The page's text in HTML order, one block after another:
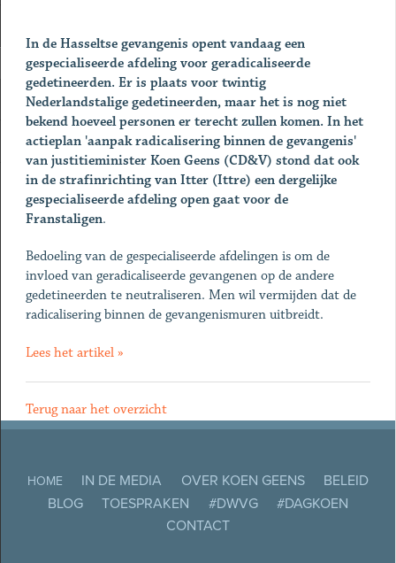
In de Hasseltse gevangenis opent vandaag een
gespecialiseerde afdeling voor geradicaliseerde
gedetineerden. Er is plaats voor twintig
Nederlandstalige gedetineerden, maar het is nog niet
bekend hoeveel personen er terecht zullen komen. In het
actieplan 'aanpak radicalisering binnen de gevangenis'
van justitieminister Koen Geens (CD&V) stond dat ook
in de strafinrichting van Itter (Ittre) een dergelijke
gespecialiseerde afdeling open gaat voor de
Franstaligen.
Bedoeling van de gespecialiseerde afdelingen is om de
invloed van geradicaliseerde gevangenen op de andere
gedetineerden te neutraliseren. Men wil vermijden dat de
radicalisering binnen de gevangenismuren uitbreidt.
Lees het artikel »
Terug naar het overzicht
HOME IN DE MEDIA OVER KOEN GEENS
BELEID
BLOG
TOESPRAKEN #DWVG
#DAGKOEN
CONTACT